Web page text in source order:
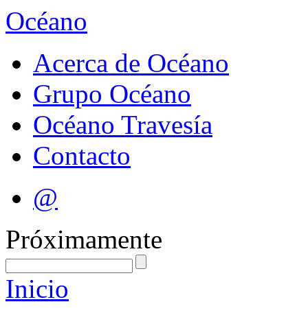
Océano
Acerca de Océano
Grupo Océano
Océano Travesía
Contacto
@
Próximamente
Inicio